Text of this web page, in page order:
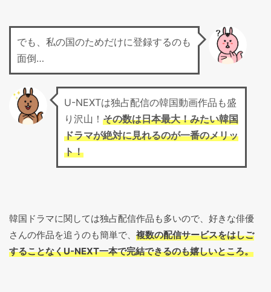
でも、私の国のためだけに登録するのも
面倒…
U-NEXTは独占配信の韓国動画作品も盛
り沢山！ その数は日本最大！みたい韓国
ドラマが絶対に見れるのが一番のメリッ
ト！
韓国ドラマに関しては独占配信作品も多いので、好きな俳優
さんの作品を追うのも簡単で、 複数の配信サービスをはしご
することなくU-NEXT一本で完結できるのも嬉しいところ。